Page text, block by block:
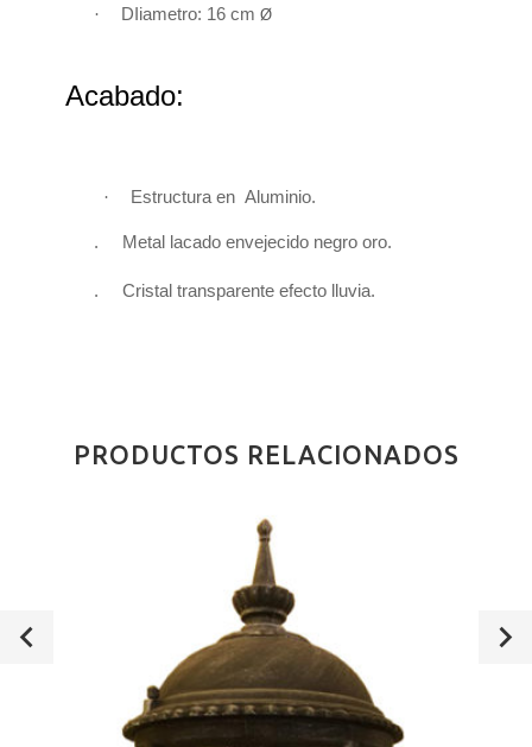
· DIiametro: 16 cm Ø
Acabado:
· Estructura en Aluminio.
. Metal l acado envejecido negro oro.
. Cristal transparente efecto lluvia.
PRODUCTOS RELACIONADOS